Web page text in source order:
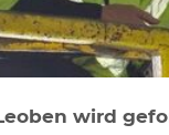
wird